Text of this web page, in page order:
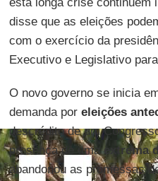
disse que as eleições
com o exercício da
Executivo e Legislativo
O novo governo se inicia
demanda por eleições
descrédito de um
presença de umaextrema
abandonou as promessas